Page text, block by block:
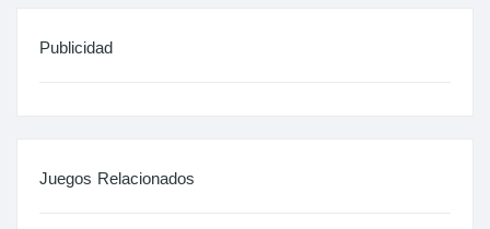
Publicidad
Juegos Relacionados